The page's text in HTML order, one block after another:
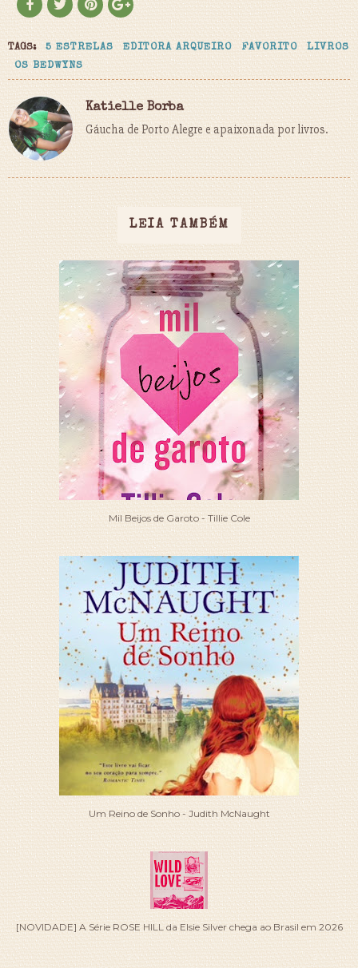
TAGS: 5 ESTRELAS EDITORA ARQUEIRO FAVORITO
LIVROS
OS BEDWYNS
Katielle Borba
Gáucha de Porto Alegre e apaixonada por livros.
LEIA TAMBÉM
Mil Beijos de Garoto - Tillie Cole
Um Reino de Sonho - Judith McNaught
[NOVIDADE] A Série ROSE HILL da Elsie Silver chega ao Brasil em 2026